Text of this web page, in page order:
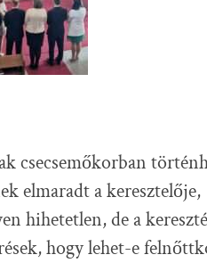
csecsemőkorban
elmaradt a keresztelője,
hihetetlen, de a
hogy lehet-e